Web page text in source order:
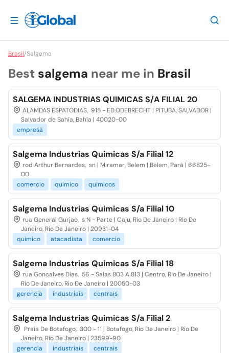
Brasil/Salgema
Best salgema near me in Brasil
SALGEMA INDUSTRIAS QUIMICAS S/A FILIAL 20
ALAMDAS ESPATODIAS, 915 - ED.ODEBRECHT | PITUBA, SALVADOR |
Salvador de Bahía, Bahía | 40020-00
empresa
Salgema Industrias Quimicas S/a Filial 12
rod Arthur Bernardes, sn | Miramar, Belem | Belem, Pará | 66825-
00
comercio
quimico quimicos
Salgema Industrias Quimicas S/a Filial 10
rua General Gurjao, s N - Parte | Caju, Rio De Janeiro | Rio De
Janeiro, Rio De Janeiro | 20931-04
quimico
atacadista comercio
Salgema Industrias Quimicas S/a Filial 18
rua Goncalves Dias, 56 - Salas 803 A 813 | Centro, Rio De Janeiro |
Rio De Janeiro, Rio De Janeiro | 20050-03
gerencia
industriais centrais
Salgema Industrias Quimicas S/a Filial 2
Praia De Botafogo, 300 - 11 | Botafogo, Rio De Janeiro | Rio De
Janeiro, Rio De Janeiro | 23599-90
gerencia
industriais centrais